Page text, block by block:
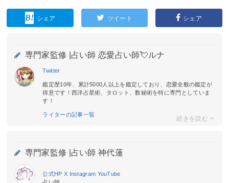
シェア ツイート シェア
専門家監修 | 占い師 恋愛占い師💘ルナ
Twitter
鑑定歴10年、累計5000人以上を鑑定しており、恋愛全般の鑑定が
得意です！西洋占星術、タロット、数秘術を特に専門としていま
す！
ライターの記事一覧
専門家監修 | 占い師 神代蓮
公式HP X Instagram YouTube
占い師